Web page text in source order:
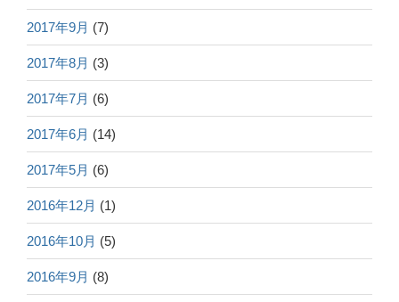
2017年9月 (7)
2017年8月 (3)
2017年7月 (6)
2017年6月 (14)
2017年5月 (6)
2016年12月 (1)
2016年10月 (5)
2016年9月 (8)